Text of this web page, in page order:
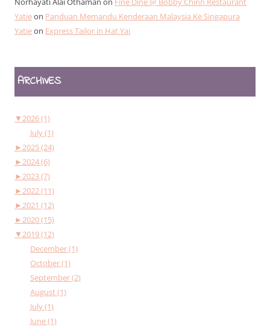
Yatieon Panduan Memandu Kenderaan Malaysia Ke Singapura
Yatieon Express Tailor in Hat Yai
ARCHIVES
▼2026 (1)
July (1)
►2025 (24)
►2024 (6)
►2023 (7)
►2022 (11)
►2021 (12)
►2020 (15)
▼2019 (12)
December (1)
October (1)
September (2)
August (1)
July (1)
June (1)